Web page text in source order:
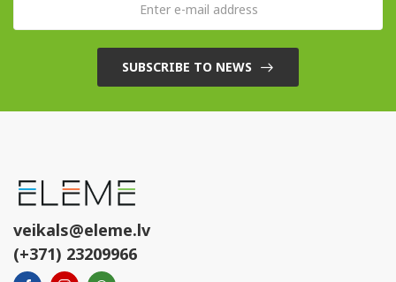
SUBSCRIBE TO NEWS
veikals@eleme.lv
(+371) 23209966